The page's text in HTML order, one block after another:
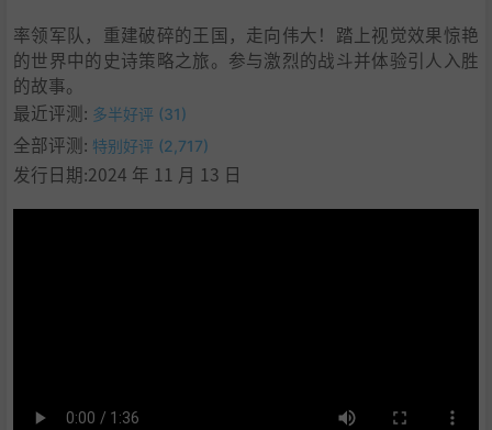
率领军队，重建破碎的王国，走向伟大！踏上视觉效果惊艳
的世界中的史诗策略之旅。参与激烈的战斗并体验引人入胜
的故事。
最近评测: 多半好评 (31)
全部评测: 特别好评 (2,717)
发行日期:2024 年 11 月 13 日